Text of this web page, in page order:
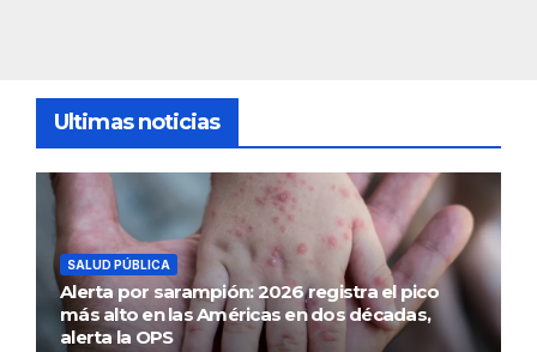
Ultimas noticias
SALUD PÚBLICA
Alerta por sarampión: 2026 registra el pico
más alto en las Américas en dos décadas,
alerta la OPS